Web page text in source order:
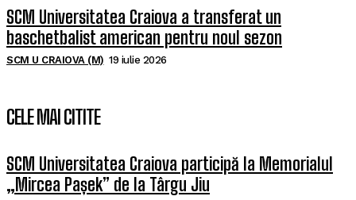
SCM Universitatea Craiova a transferat un
baschetbalist american pentru noul sezon
SCM U CRAIOVA (M) 19 iulie 2026
CELE MAI CITITE
SCM Universitatea Craiova participă la Memorialul
„Mircea Pașek” de la Târgu Jiu